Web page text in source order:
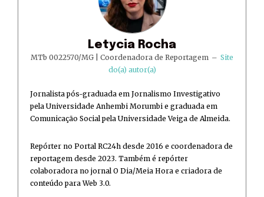
Letycia Rocha
MTb 0022570/MG | Coordenadora de Reportagem – Site
do(a) autor(a)
Jornalista pós-graduada em Jornalismo Investigativo
pela Universidade Anhembi Morumbi e graduada em
Comunicação Social pela Universidade Veiga de Almeida.
Repórter no Portal RC24h desde 2016 e coordenadora de
reportagem desde 2023. Também é repórter
colaboradora no jornal O Dia/Meia Hora e criadora de
conteúdo para Web 3.0.